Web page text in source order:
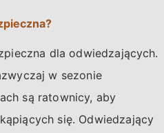
dla odwiedzających.
w sezonie
są ratownicy, aby
się. Odwiedzający